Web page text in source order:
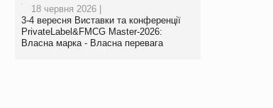
www.trademaster.ua.
правила. Особливості.
18 червня 2026 |
3-4 вересня Виставки та конференції
PrivateLabel&FMCG Master-2026:
Власна марка - Власна перевага